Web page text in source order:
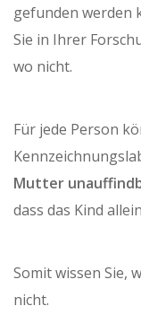
gefunden werden
Sie in Ihrer
wo nicht.
Für jede Person
Mutter
dass das Kind
Somit wissen Sie,
nicht.